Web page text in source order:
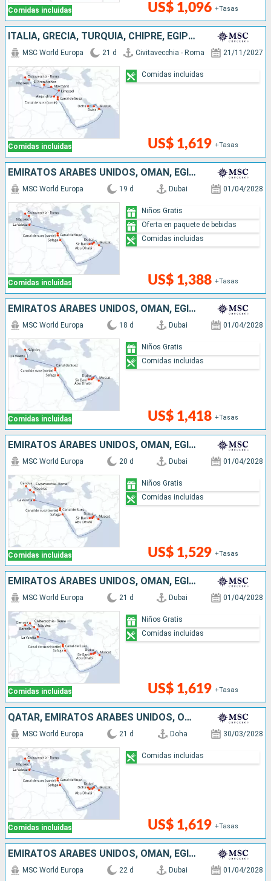
Comidas incluidas US$ 1,096 +Tasas
ITALIA, GRECIA, TURQUÍA, CHIPRE, EGIPTO, OMAN, QATAR, EMIRATOS ÁRABES UNIDOS
Comidas incluidas
MSC World Europa 21 d Civitavecchia - Roma 21/11/2027
US$ 1,619 +Tasas
Comidas incluidas
EMIRATOS ÁRABES UNIDOS, OMAN, EGIPTO, MALTA, ITALIA
Comidas incluidas
MSC World Europa 19 d Dubai 01/04/2028
US$ 1,388 +Tasas
Niños Gratis
Oferta en paquete de bebidas
Comidas incluidas
EMIRATOS ÁRABES UNIDOS, OMAN, EGIPTO, MALTA, ITALIA
Comidas incluidas
MSC World Europa 18 d Dubai 01/04/2028
US$ 1,418 +Tasas
Niños Gratis
Comidas incluidas
EMIRATOS ÁRABES UNIDOS, OMAN, EGIPTO, MALTA, ITALIA
Comidas incluidas
MSC World Europa 20 d Dubai 01/04/2028
US$ 1,529 +Tasas
Niños Gratis
Comidas incluidas
EMIRATOS ÁRABES UNIDOS, OMAN, EGIPTO, MALTA, ITALIA, FRANCIA
Comidas incluidas
MSC World Europa 21 d Dubai 01/04/2028
US$ 1,619 +Tasas
Niños Gratis
Comidas incluidas
QATAR, EMIRATOS ÁRABES UNIDOS, OMAN, EGIPTO, MALTA, ITALIA
Comidas incluidas
MSC World Europa 21 d Doha 30/03/2028
US$ 1,619 +Tasas
Comidas incluidas
EMIRATOS ÁRABES UNIDOS, OMAN, EGIPTO, MALTA, ITALIA, FRANCIA, ESPAÑA
MSC World Europa 22 d Dubai 01/04/2028